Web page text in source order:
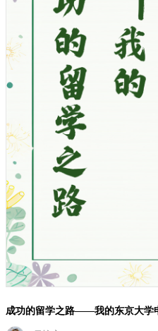
成功的留学之路——我的东京大学